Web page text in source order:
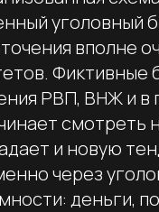
уголовный
вполне
Фиктивные
РВП, ВНЖ и
смотреть
и новую
через
деньги,